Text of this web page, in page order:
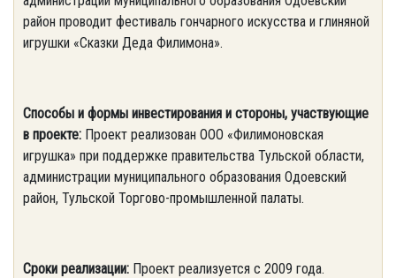
район проводит фестиваль гончарного искусства и глиняной
игрушки «Сказки Деда Филимона».
Способы и формы инвестирования и стороны, участвующие
в проекте: Проект реализован ООО «Филимоновская
игрушка» при поддержке правительства Тульской области,
администрации муниципального образования Одоевский
район, Тульской Торгово-промышленной палаты.
Сроки реализации: Проект реализуется с 2009 года.